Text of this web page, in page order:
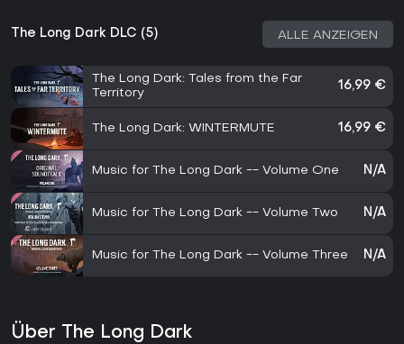
The Long Dark DLC (5) ALLE ANZEIGEN
The Long Dark: Tales from the Far
Territory
16,99 €
The Long Dark: WINTERMUTE 16,99 €
Music for The Long Dark -- Volume One N/A
Music for The Long Dark -- Volume Two N/A
Music for The Long Dark -- Volume Three N/A
Über The Long Dark